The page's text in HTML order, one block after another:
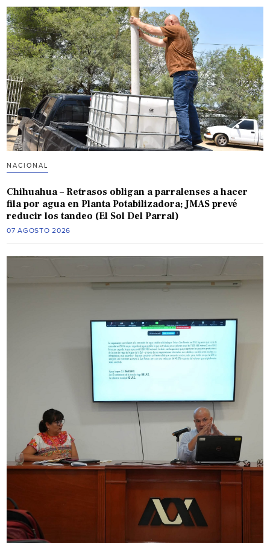
NACIONAL
Chihuahua – Retrasos obligan a parralenses a hacer
fila por agua en Planta Potabilizadora; JMAS prevé
reducir los tandeo (El Sol Del Parral)
07 AGOSTO 2026